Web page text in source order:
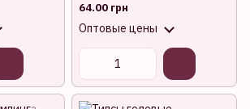
64.00 грн
Оптовые цены